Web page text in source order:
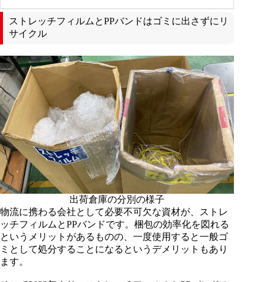
ストレッチフィルムとPPバンドはゴミに出さずにリ
サイクル
出荷倉庫の分別の様子
物流に携わる会社として必要不可欠な資材が、ストレ
ッチフィルムとPPバンドです。梱包の効率化を図れる
というメリットがあるものの、一度使用すると一般ゴ
ミとして処分することになるというデメリットもあり
ます。